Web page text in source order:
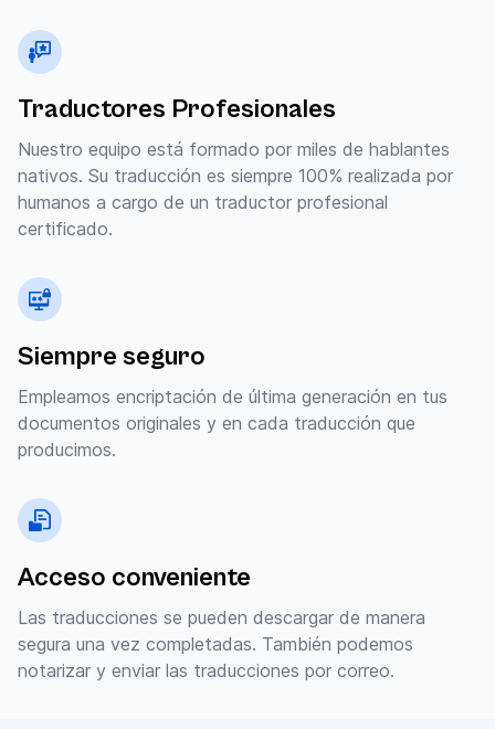
Traductores Profesionales
Nuestro equipo está formado por miles de hablantes
nativos. Su traducción es siempre 100% realizada por
humanos a cargo de un traductor profesional
certificado.
Siempre seguro
Empleamos encriptación de última generación en tus
documentos originales y en cada traducción que
producimos.
Acceso conveniente
Las traducciones se pueden descargar de manera
segura una vez completadas. También podemos
notarizar y enviar las traducciones por correo.